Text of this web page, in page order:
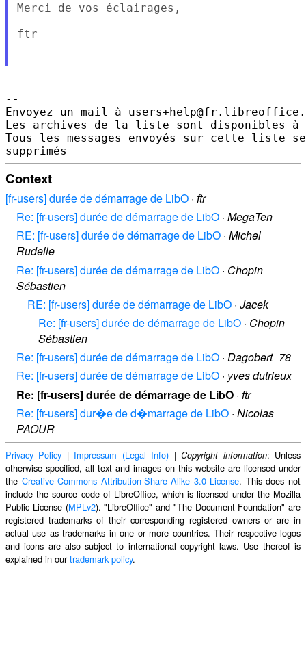
Merci de vos éclairages,
ftr
--
Envoyez un mail à
Les archives de la liste sont disponibles à
Tous les messages envoyés sur cette liste
Context
[fr-users] durée de démarrage de LibO · ftr
Re: [fr-users] durée de démarrage de LibO · MegaTen
RE: [fr-users] durée de démarrage de LibO · Michel
Rudelle
Re: [fr-users] durée de démarrage de LibO · Chopin
Sébastien
RE: [fr-users] durée de démarrage de LibO · Jacek
Re: [fr-users] durée de démarrage de LibO · Chopin
Sébastien
Re: [fr-users] durée de démarrage de LibO · Dagobert_78
Re: [fr-users] durée de démarrage de LibO · yves dutrieux
Re: [fr-users] durée de démarrage de LibO · ftr
Re: [fr-users] dur�e de d�marrage de LibO · Nicolas
PAOUR
Privacy Policy | Impressum (Legal Info) |Copyright information: Unless
otherwise specified, all text and images on this website are licensed under
the Creative Commons Attribution-Share Alike 3.0 License. This does not
include the source code of LibreOffice, which is licensed under the Mozilla
Public License (MPLv2). "LibreOffice" and "The Document Foundation" are
registered trademarks of their corresponding registered owners or are in
actual use as trademarks in one or more countries. Their respective logos
and icons are also subject to international copyright laws. Use thereof is
explained in ourtrademark policy.